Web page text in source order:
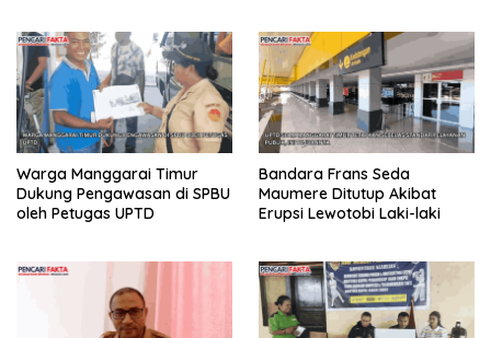
Warga Manggarai Timur
Dukung Pengawasan di SPBU
oleh Petugas UPTD
Bandara Frans Seda
Maumere Ditutup Akibat
Erupsi Lewotobi Laki-laki